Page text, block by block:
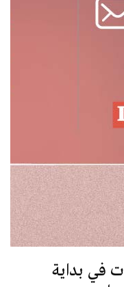
في بداية